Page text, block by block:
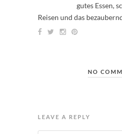
gutes Essen,
Reisen und das
NO
LEAVE A REPLY